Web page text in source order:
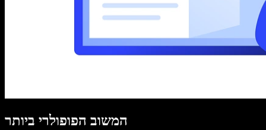
המשוב הפופולרי ביותר